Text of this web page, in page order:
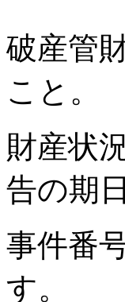
破産管
こと。
財産状
告の期
事件番
す。